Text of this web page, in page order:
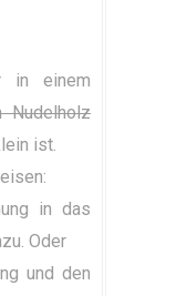
in einem
ist.
in das
Oder
und den